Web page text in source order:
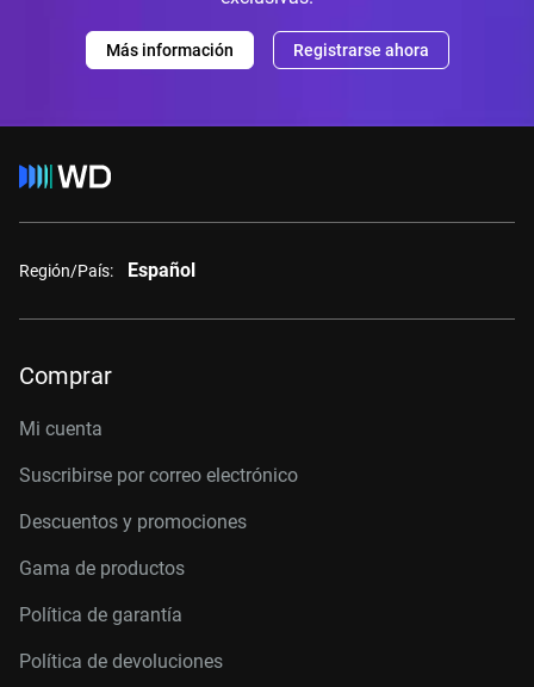
Más información Registrarse ahora
Región/País: Español
Comprar
Mi cuenta
Suscribirse por correo electrónico
Descuentos y promociones
Gama de productos
Política de garantía
Política de devoluciones